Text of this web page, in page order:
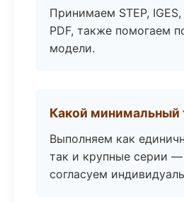
Принимаем STEP, IGES,
PDF, также помогаем
модели.
Какой минимальный
Выполняем как
так и крупные серии
согласуем